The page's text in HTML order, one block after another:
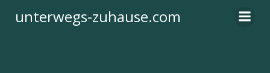
Inhalt
unterwegs-zuhause.com